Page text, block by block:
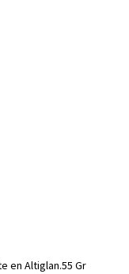
en Altiglan.55 Gr